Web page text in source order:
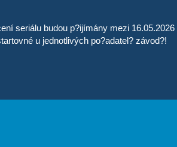
seriálu budou p?ijímány mezi
u jednotlivých po?adatel? závod?!